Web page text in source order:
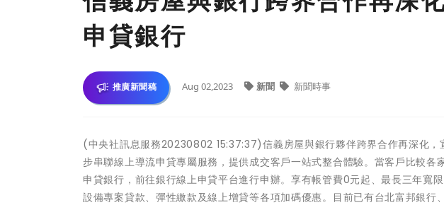
申貸銀行
推廣新聞稿 Aug 02,2023 新聞 新聞時事
(中央社訊息服務20230802 15:37:37)信義房屋與銀行夥伴跨界合作再深化，
步串聯線上導流申貸專屬服務，提供成交客戶一站式整合體驗。當客戶比較
申貸銀行，前往銀行線上申貸平台進行申辦。享有帳管費0元起、最長三年寬
設備專案貸款、彈性繳款及線上增貸等各項加碼優惠。目前已有台北富邦銀